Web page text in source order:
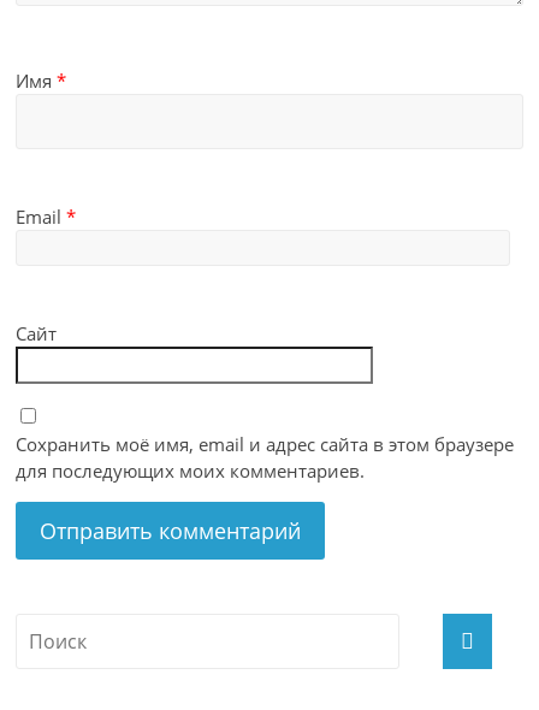
Имя*
Email*
Сайт
Сохранить моё имя, email и адрес сайта в этом браузере
для последующих моих комментариев.